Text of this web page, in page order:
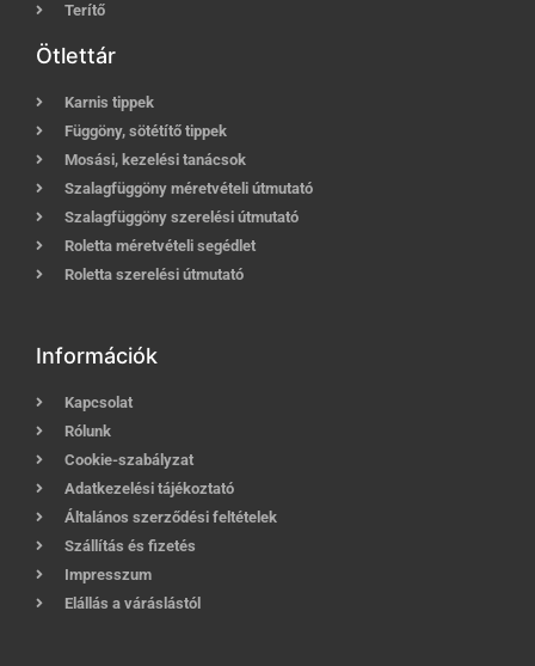
Terítő
Ötlettár
Karnis tippek
Függöny, sötétítő tippek
Mosási, kezelési tanácsok
Szalagfüggöny méretvételi útmutató
Szalagfüggöny szerelési útmutató
Roletta méretvételi segédlet
Roletta szerelési útmutató
Információk
Kapcsolat
Rólunk
Cookie-szabályzat
Adatkezelési tájékoztató
Általános szerződési feltételek
Szállítás és fizetés
Impresszum
Elállás a váráslástól